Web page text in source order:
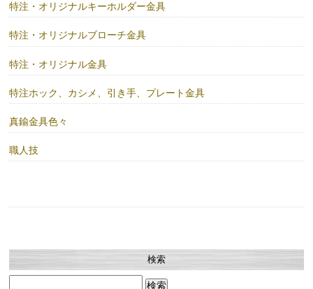
特注・オリジナルキーホルダー金具
特注・オリジナルブローチ金具
特注・オリジナル金具
特注ホック、カシメ、引き手、プレート金具
真鍮金具色々
職人技
検索